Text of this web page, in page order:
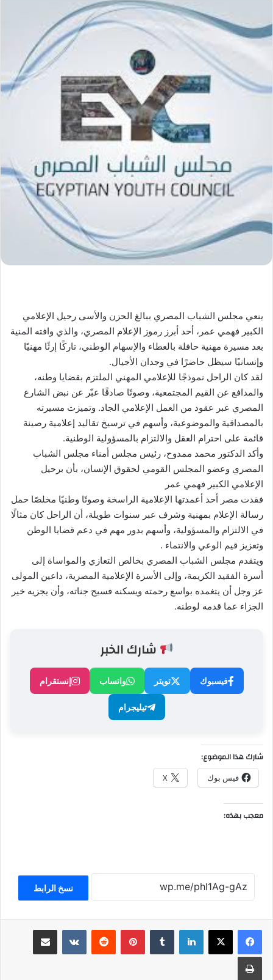
ينعي مجلس الشباب المصري ببالغ الحزن والأسى رحيل الإعلامي
الكبير فهمي عمر، أحد أبرز رموز الإعلام المصري، والذي وافته المنية
بعد مسيرة مهنية حافلة بالعطاء والإسهام الوطني، تاركًا إرثًا مهنيًا
وإنسانيًا سيظل حاضرًا في وجدان الأجيال.
لقد كان الراحل نموذجًا للإعلامي المهني الملتزم بقضايا وطنه،
والمدافع عن القيم المجتمعية، وصوتًا صادقًا عبّر عن نبض الشارع
المصري عبر عقود من العمل الإعلامي الجاد. وتميزت مسيرته
بالمصداقية والموضوعية، وأسهم في ترسيخ تقاليد إعلامية رصينة
قائمة على احترام العقل والالتزام بالمسؤولية الوطنية.
وأكد الدكتور محمد ممدوح، رئيس مجلس أمناء مجلس الشباب
المصري وعضو المجلس القومي لحقوق الإنسان، بأن برحيل
الإعلامي الكبير فهمي عمر
فقدت مصر أحد أعمدتها الإعلامية الراسخة وصوتًا وطنيًا مخلصًا حمل
رسالة الإعلام بمهنية وشرف عبر سنوات طويلة، أن الراحل كان مثالًا
في الالتزام والمسؤولية، وأسهم بدور مهم في دعم قضايا الوطن
وتعزيز قيم الوعي والانتماء .
ويتقدم مجلس الشباب المصري بخالص التعازي والمواساة إلى
أسرة الفقيد الكريمة، وإلى الأسرة الإعلامية المصرية، داعين المولى
عز وجل أن يتغمده بواسع رحمته ويسكنه فسيح جناته، وأن يجزيه خير
الجزاء عما قدمه لوطنه.
شارك الخبر
فيسبوك تويتر واتساب إنستقرام
تيليجرام
شارك هذا الموضوع:
فيس بوك X
معجب بهذه:
نسخ الرابط
لينكدإن بينتيريست مشاركة عبر البريد
طباعة